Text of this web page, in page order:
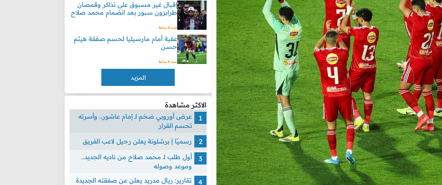
إقبال غير مسبوق على تذاكر وقمصان
طرابزون سبور بعد انضمام محمد صلاح
منذ 6 ساعة
عقبة أمام مارسيليا لحسم صفقة هيثم
حسن
منذ 6 ساعة
المزيد
الاكثر مشاهدة
عرض أوروبي ضخم لـ إمام عاشور.. وأسرته
تحسم القرار
رسميًا | برشلونة يعلن رحيل لاعب الفريق
أول طلب لـ محمد صلاح من ناديه الجديد..
وموعد وصوله
تقارير: ريال مدريد يعلن عن صفقته الجديدة